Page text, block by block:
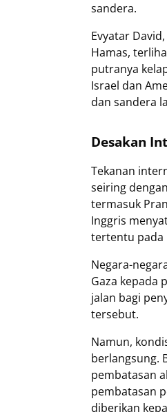
sandera.
Evyatar
Hamas,
putranya
Israel dan
dan sandera
Desakan
Tekanan
seiring
termasuk
Inggris
tertentu pada
Negara-
Gaza kepada
jalan bagi
tersebut.
Namun,
berlangsung.
pembatasan
pembatasan
diberikan